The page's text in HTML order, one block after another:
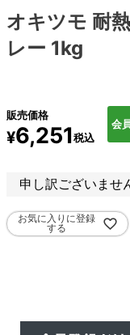
オキツモ 耐
レー 1kg
販売価格
¥6,251税込
会
申し訳ございませ
お気に入りに登録
する